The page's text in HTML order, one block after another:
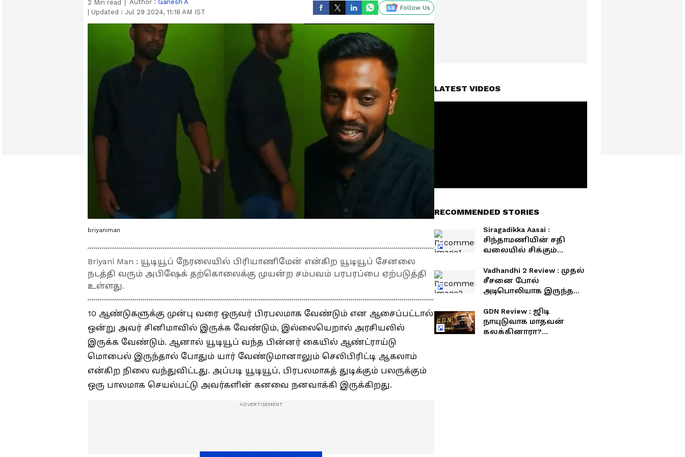
2 Min read Author : Ganesh A
Updated : Jul 29 2024, 11:18 AM IST
Follow Us
briyaniman
Briyani Man : யூடியூப் நேரலையில் பிரியாணிமேன் என்கிற யூடியூப் சேனலை
நடத்தி வரும் அபிஷேக் தற்கொலைக்கு முயன்ற சம்பவம் பரபரப்பை ஏற்படுத்தி
உள்ளது.
10 ஆண்டுகளுக்கு முன்பு வரை ஒருவர் பிரபலமாக வேண்டும் என ஆசைப்பட்டால்
ஒன்று அவர் சினிமாவில் இருக்க வேண்டும், இல்லையெறால் அரசியலில்
இருக்க வேண்டும். ஆனால் யூடியூப் வந்த பின்னர் கையில் ஆண்ட்ராய்டு
மொபைல் இருந்தால் போதும் யார் வேண்டுமானாலும் செலிபிரிட்டி ஆகலாம்
என்கிற நிலை வந்துவிட்டது. அப்படி யூடியூப், பிரபலமாகத் துடிக்கும் பலருக்கும்
ஒரு பாலமாக செயல்பட்டு அவர்களின் கனவை நனவாக்கி இருக்கிறது.
LATEST VIDEOS
RECOMMENDED STORIES
Siragadikka Aasai :
சிந்தாமணியின் சதி
வலையில் சிக்கும்
அதிர்ச்சி கொடுத்த சீதா..!
Vadhandhi 2 Review : முதல்
சீசனை போல்
அடிபொலியாக இருந்ததா
விமர்சனம் இதோ
GDN Review : ஜிடி
நாயுடுவாக மாதவன்
கலக்கினாரா?